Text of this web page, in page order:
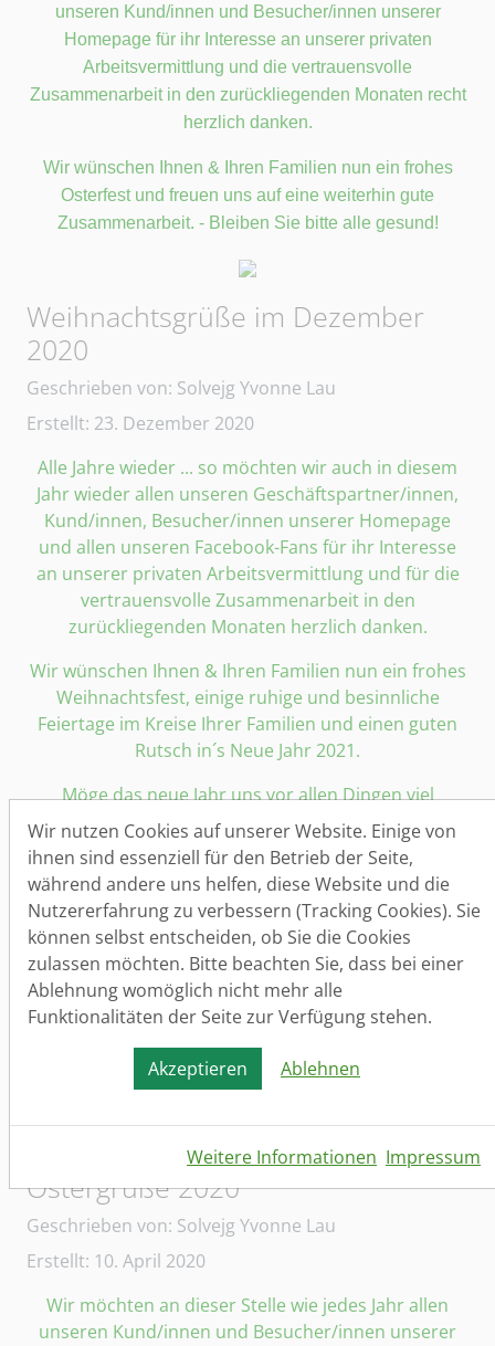
unseren Kund/innen und Besucher/innen unserer
Homepage für ihr Interesse an unserer privaten
Arbeitsvermittlung und die vertrauensvolle
Zusammenarbeit in den zurückliegenden Monaten recht
herzlich danken.
Wir wünschen Ihnen & Ihren Familien nun ein frohes
Osterfest und freuen uns auf eine weiterhin gute
Zusammenarbeit. - Bleiben Sie bitte alle gesund!
Weihnachtsgrüße im Dezember
2020
Details
Geschrieben von: Solvejg Yvonne Lau
Erstellt: 23. Dezember 2020
Alle Jahre wieder ... so möchten wir auch in diesem
Jahr wieder allen unseren Geschäftspartner/innen,
Kund/innen, Besucher/innen unserer Homepage
und allen unseren Facebook-Fans für ihr Interesse
an unserer privaten Arbeitsvermittlung und für die
vertrauensvolle Zusammenarbeit in den
zurückliegenden Monaten herzlich danken.
Wir wünschen Ihnen & Ihren Familien nun ein frohes
Weihnachtsfest, einige ruhige und besinnliche
Feiertage im Kreise Ihrer Familien und einen guten
Rutsch in´s Neue Jahr 2021.
Möge das neue Jahr uns vor allen Dingen viel
Gesundheit bringen, denn das ist das Wichtigste in
dieser schwierigen Zeit!
Alles kann man sich kaufen,
immer im Stress dem Erfolg hinterher laufen.
Eines gibt es aber nur ohne Geld in dieser Welt:
Deshalb wünschen wir zum Weihnachtsglück ein
großes Gesundheitsstück!
Gesundheit soll auf allen Wegen Euer Begleiter sein,
denn sie hilft zum Glück allein!
Ostergrüße 2020
Details
Geschrieben von: Solvejg Yvonne Lau
Erstellt: 10. April 2020
Wir möchten an dieser Stelle wie jedes Jahr allen
unseren Kund/innen und Besucher/innen unserer
Wir nutzen Cookies auf unserer Website. Einige von
ihnen sind essenziell für den Betrieb der Seite,
während andere uns helfen, diese Website und die
Nutzererfahrung zu verbessern (Tracking Cookies). Sie
können selbst entscheiden, ob Sie die Cookies
zulassen möchten. Bitte beachten Sie, dass bei einer
Ablehnung womöglich nicht mehr alle
Funktionalitäten der Seite zur Verfügung stehen.
Akzeptieren Ablehnen
Weitere Informationen Impressum